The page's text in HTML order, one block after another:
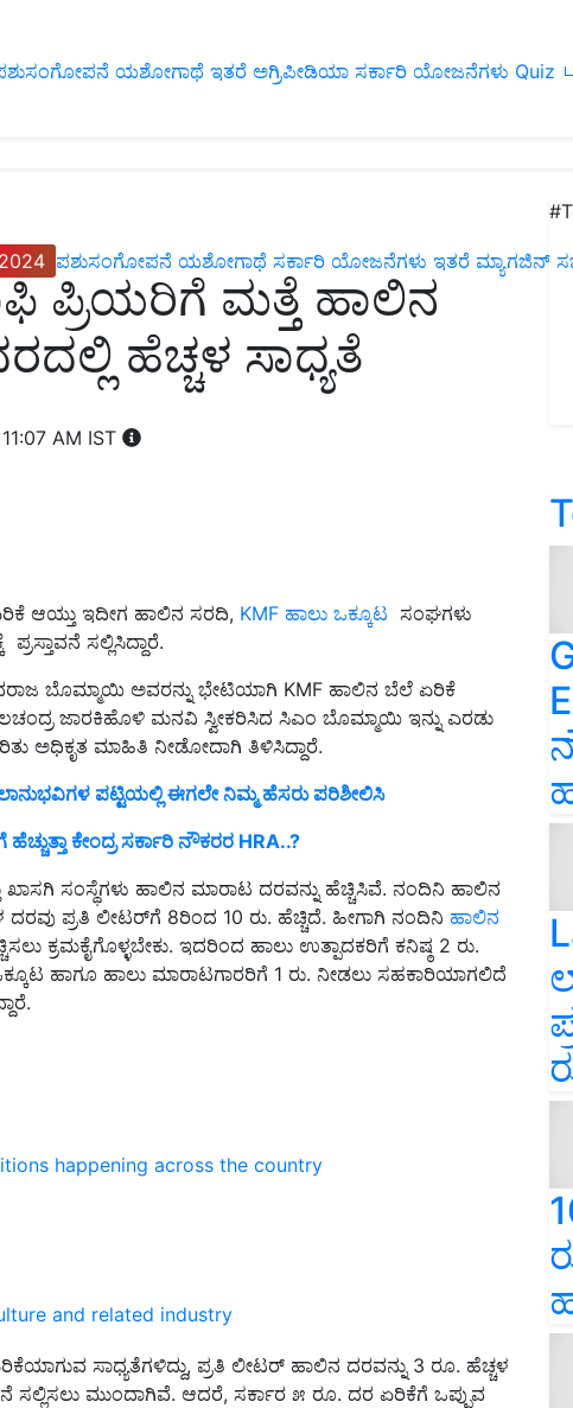
ಯಶೋಗಾಥೆ ಇತರೆ ಅಗ್ರಿಪೀಡಿಯಾ ಸರ್ಕಾರಿ ಯೋಜನೆಗಳು Quiz
ಪಶುಸಂಗೋಪನೆ ಯಶೋಗಾಥೆ ಸರ್ಕಾರಿ ಯೋಜನೆಗಳು ಇತರೆ ಮ್ಯಾಗಜಿನ್‌
happening across the country
and related industry
ಪ್ರಿಯರಿಗೆ ಮತ್ತೆ ಹಾಲಿನ
ಹೆಚ್ಚಳ ಸಾಧ್ಯತೆ
AM IST
ಆಯ್ತು ಇದೀಗ ಹಾಲಿನ ಸರದಿ, KMF ಹಾಲು ಒಕ್ಕೂಟ ಸಂಘಗಳು
ಸಲ್ಲಿಸಿದ್ದಾರೆ.
ಬೊಮ್ಮಾಯಿ ಅವರನ್ನು ಭೇಟಿಯಾಗಿ KMF ಹಾಲಿನ ಬೆಲೆ ಏರಿಕೆ
ಜಾರಕಿಹೊಳಿ ಮನವಿ ಸ್ವೀಕರಿಸಿದ ಸಿಎಂ ಬೊಮ್ಮಾಯಿ ಇನ್ನು ಎರಡು
ಅಧಿಕೃತ ಮಾಹಿತಿ ನೀಡೋದಾಗಿ ತಿಳಿಸಿದ್ದಾರೆ.
ಪಟ್ಟಿಯಲ್ಲಿ ಈಗಲೇ ನಿಮ್ಮ ಹೆಸರು ಪರಿಶೀಲಿಸಿ
ಕೇಂದ್ರ ಸರ್ಕಾರಿ ನೌಕರರ HRA..?
ಸಂಸ್ಥೆಗಳು ಹಾಲಿನ ಮಾರಾಟ ದರವನ್ನು ಹೆಚ್ಚಿಸಿವೆ. ನಂದಿನಿ ಹಾಲಿನ
ಪ್ರತಿ ಲೀಟರ್‌ಗೆ 8ರಿಂದ 10 ರು. ಹೆಚ್ಚಿದೆ. ಹೀಗಾಗಿ ನಂದಿನಿ ಹಾಲಿನ
ಕ್ರಮಕೈಗೊಳ್ಳಬೇಕು. ಇದರಿಂದ ಹಾಲು ಉತ್ಪಾದಕರಿಗೆ ಕನಿಷ್ಠ 2 ರು.
ಹಾಗೂ ಹಾಲು ಮಾರಾಟಗಾರರಿಗೆ 1 ರು. ನೀಡಲು ಸಹಕಾರಿಯಾಗಲಿದೆ
ಸಾಧ್ಯತೆಗಳಿದ್ದು, ಪ್ರತಿ ಲೀಟರ್ ಹಾಲಿನ ದರವನ್ನು 3 ರೂ. ಹೆಚ್ಚಳ
ಸಲ್ಲಿಸಲು ಮುಂದಾಗಿವೆ. ಆದರೆ, ಸರ್ಕಾರ ೫ ರೂ. ದರ ಏರಿಕೆಗೆ ಒಪ್ಪುವ